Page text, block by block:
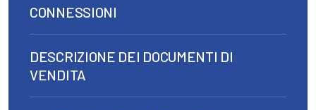
CONNESSIONI
DESCRIZIONE DEI DOCUMENTI DI
VENDITA